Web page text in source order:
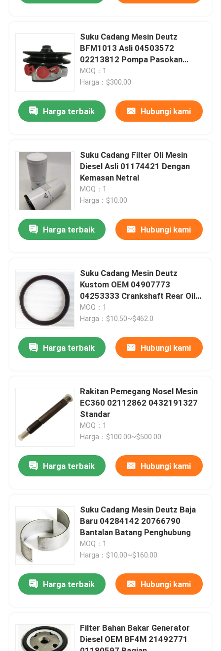
Video
Tentang kami
Kontrol kualitas
Hubungi kami
Berita
Suku Cadang Ekskavator
Suku Cadang Mesin Deutz
BFM1013 Asli 04503572
02213812 Pompa Pasokan
Bahan Bakar
MOQ：1
Harga：$300.00
Harga terbaik Hubungi kami
Suku Cadang Filter Oli Mesin
Diesel Asli 01174421 Dengan
Kemasan Netral
MOQ：1
Harga：$10.00
Harga terbaik Hubungi kami
Suku Cadang Mesin Deutz
Kustom OEM 04907773
04253333 Crankshaft Rear Oil
Seal
MOQ：1
Harga：$10.50~$462.0
Harga terbaik Hubungi kami
Rakitan Pemegang Nosel Mesin
EC360 02112862 0432191327
Standar
MOQ：1
Harga：$100.00~$500.00
Harga terbaik Hubungi kami
Suku Cadang Mesin Deutz Baja
Baru 04284142 20766790
Bantalan Batang Penghubung
MOQ：1
Harga：$10.00~$160.00
Harga terbaik Hubungi kami
Filter Bahan Bakar Generator
Diesel OEM BF4M 21492771